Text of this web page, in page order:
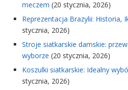
meczem (20 stycznia, 2026)
Reprezentacja Brazylii: Historia,
stycznia, 2026)
Stroje siatkarskie damskie:
wyborze (20 stycznia, 2026)
Koszulki siatkarskie: Idealny
stycznia, 2026)